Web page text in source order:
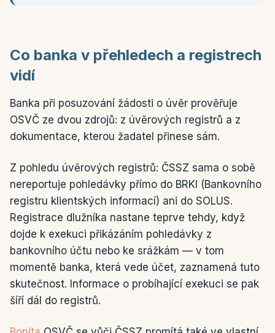
Co banka v přehledech a registrech
vidí
Banka při posuzování žádosti o úvěr prověřuje
OSVČ ze dvou zdrojů: z úvěrových registrů a z
dokumentace, kterou žadatel přinese sám.
Z pohledu úvěrových registrů: ČSSZ sama o sobě
nereportuje pohledávky přímo do BRKI (Bankovního
registru klientských informací) ani do SOLUS.
Registrace dlužníka nastane teprve tehdy, když
dojde k exekuci přikázáním pohledávky z
bankovního účtu nebo ke srážkám — v tom
momentě banka, která vede účet, zaznamená tuto
skutečnost. Informace o probíhající exekuci se pak
šíří dál do registrů.